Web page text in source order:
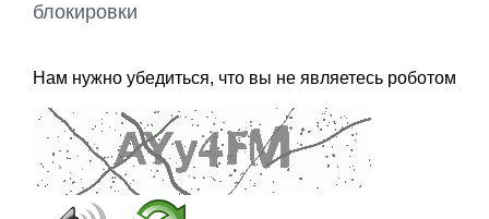
блокировки
Нам нужно убедиться, что вы не являетесь роботом